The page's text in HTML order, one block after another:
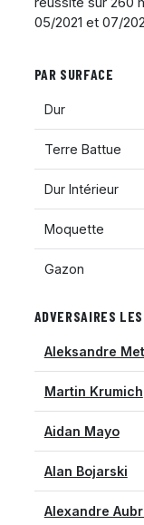
05/2021 et 07/
PAR SURFACE
Dur
Terre Battue
Dur Intérieur
Moquette
Gazon
ADVERSAIRES
Aleksandre
Martin Krumich
Aidan Mayo
Alan Bojarski
Alexandre